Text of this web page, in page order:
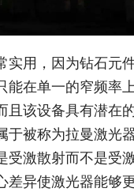
实用，因为钻石元
能在单一的窄频率
且该设备具有潜在
于被称为拉曼激光
受激散射而不是受
差异使激光器能够